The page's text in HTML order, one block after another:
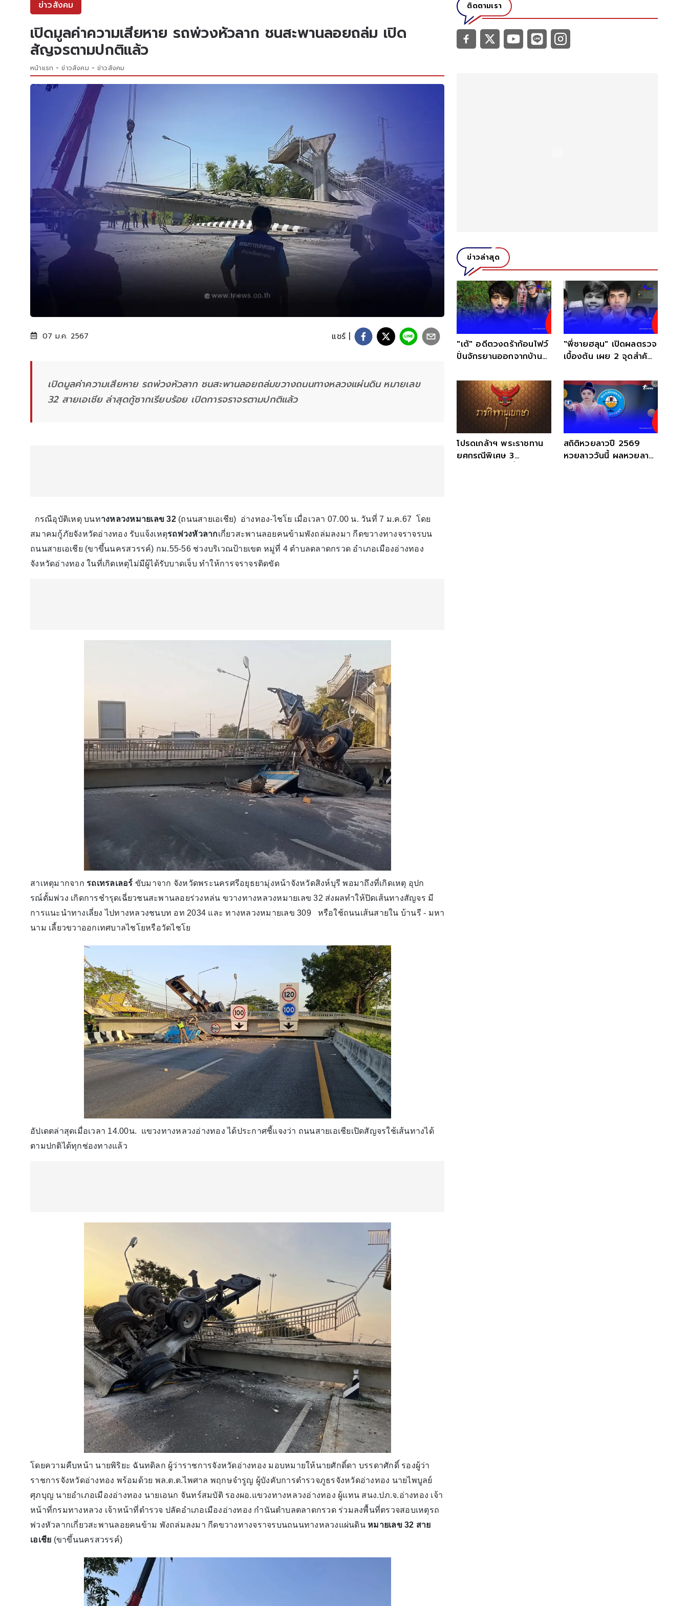
ข่าวสังคม
เปิดมูลค่าความเสียหาย รถพ่วงหัวลาก ชนสะพานลอยถล่ม เปิด
สัญจรตามปกติแล้ว
หน้าแรก ข่าวสังคม ข่าวสังคม
07 ม.ค. 2567 แชร์ |
เปิดมูลค่าความเสียหาย รถพ่วงหัวลาก ชนสะพานลอยถล่มขวางถนนทางหลวงแผ่นดิน หมายเลข
32 สายเอเชีย ล่าสุดกู้ซากเรียบร้อย เปิดการจราจรตามปกติแล้ว
กรณีอุบัติเหตุ บนทางหลวงหมายเลข 32(ถนนสายเอเชีย) อ่างทอง-ไชโย เมื่อเวลา 07.00 น. วันที่ 7 ม.ค.67 โดย
สมาคมกู้ภัยจังหวัดอ่างทอง รับแจ้งเหตุรถพ่วงหัวลากเกี่ยวสะพานลอยคนข้ามพังถล่มลงมา กีดขวางทางจราจรบน
ถนนสายเอเชีย (ขาขึ้นนครสวรรค์) กม.55-56 ช่วงบริเวณป้ายเขต หมู่ที่ 4 ตำบลตลาดกรวด อำเภอเมืองอ่างทอง
จังหวัดอ่างทอง ในที่เกิดเหตุไม่มีผู้ได้รับบาดเจ็บ ทำให้การจราจรติดขัด
สาเหตุมากจาก รถเทรลเลอร์ ขับมาจาก จังหวัดพระนครศรีอยุธยามุ่งหน้าจังหวัดสิงห์บุรี พอมาถึงที่เกิดเหตุ อุปก
รณ์ดั้มพ่วง เกิดการชำรุดเฉี่ยวชนสะพานลอยร่วงหล่น ขวางทางหลวงหมายเลข 32 ส่งผลทำให้ปิดเส้นทางสัญจร มี
การแนะนำทางเลี่ยง ไปทางหลวงชนบท อท 2034 และ ทางหลวงหมายเลข 309 หรือใช้ถนนเส้นสายใน บ้านรี - มหา
นาม เลี้ยวขวาออกเทศบาลไชโยหรือวัดไชโย
อัปเดตล่าสุดเมื่อเวลา 14.00น. แขวงทางหลวงอ่างทอง ได้ประกาศชี้แจงว่า ถนนสายเอเชียเปิดสัญจรใช้เส้นทางได้
ตามปกติได้ทุกช่องทางแล้ว
โดยความคืบหน้า นายพิริยะ ฉันทดิลก ผู้ว่าราชการจังหวัดอ่างทอง มอบหมายให้นายศักดิ์ดา บรรดาศักดิ์ รองผู้ว่า
ราชการจังหวัดอ่างทอง พร้อมด้วย พล.ต.ต.ไพศาล พฤกษจำรูญ ผู้บังคับการตำรวจภูธรจังหวัดอ่างทอง นายไพบูลย์
ศุภบุญ นายอำเภอเมืองอ่างทอง นายเอนก จันทร์สมบัติ รองผอ.แขวงทางหลวงอ่างทอง ผู้แทน สนง.ปภ.จ.อ่างทอง เจ้า
หน้าที่กรมทางหลวง เจ้าหน้าที่ตำรวจ ปลัดอำเภอเมืองอ่างทอง กำนันตำบลตลาดกรวด ร่วมลงพื้นที่ตรวจสอบเหตุรถ
พ่วงหัวลากเกี่ยวสะพานลอยคนข้าม พังถล่มลงมา กีดขวางทางจราจรบนถนนทางหลวงแผ่นดิน หมายเลข 32 สาย
เอเชีย (ขาขึ้นนครสวรรค์)
ติดตามเรา
ข่าวล่าสุด
"เต้" อดีตวงดร้าก้อนไฟว์
ปั่นจักรยานออกจากบ้าน
"พี่ชายฮลุน" เปิดผลตรวจ
เบื้องต้น เผย 2 จุดสำคัญ
โปรดเกล้าฯ พระราชทาน
ยศกรณีพิเศษ 3
สถิติหวยลาวปี 2569
หวยลาววันนี้ ผลหวยลาว